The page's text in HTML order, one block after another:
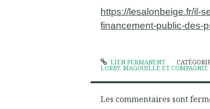
https://lesalonbeige.fr/il-
financement-public-des-
LIEN PERMANENT
LOBBY, MAGOUILLE ET COMPAGNIE
Les commentaires sont